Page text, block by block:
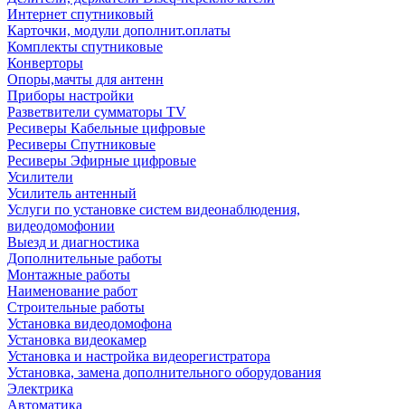
Интернет спутниковый
Карточки, модули дополнит.оплаты
Комплекты спутниковые
Конверторы
Опоры,мачты для антенн
Приборы настройки
Разветвители сумматоры TV
Ресиверы Кабельные цифровые
Ресиверы Спутниковые
Ресиверы Эфирные цифровые
Усилители
Усилитель антенный
Услуги по установке систем видеонаблюдения,
видеодомофонии
Выезд и диагностика
Дополнительные работы
Монтажные работы
Наименование работ
Строительные работы
Установка видеодомофона
Установка видеокамер
Установка и настройка видеорегистратора
Установка, замена дополнительного оборудования
Электрика
Автоматика